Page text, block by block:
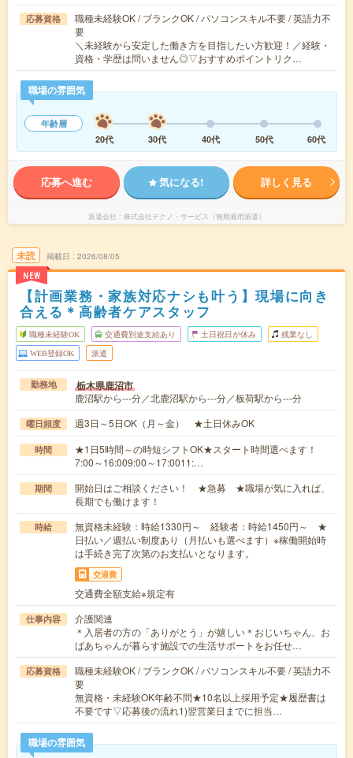
応募資格
職種未経験OK / ブランクOK / パソコンスキル不要 / 英語力不
要
＼未経験から安定した働き方を目指したい方歓迎！／経験・
資格・学歴は問いません◎▽おすすめポイントリク…
職場の雰囲気
年齢層
20代
30代 40代 50代 60代
応募へ進む 気になる! 詳しく見る
派遣会社 株式会社テクノ・サービス（無期雇用派遣）
未読
NEW
掲載日 2026/08/05
【計画業務・家族対応ナシも叶う】現場に向き
合える＊高齢者ケアスタッフ
職種未経験OK 交通費別途支給あり 土日祝日が休み 残業なし
WEB登録OK 派遣
勤務地 栃木県鹿沼市
鹿沼駅から---分／北鹿沼駅から---分／板荷駅から---分
曜日頻度 週3日～5日OK（月～金） ★土日休みOK
時間
★1日5時間～の時短シフトOK★スタート時間選べます！
7:00～16:009:00～17:0011:…
期間
開始日はご相談ください！ ★急募 ★職場が気に入れば、
長期でも働けます！
時給
無資格未経験：時給1330円～ 経験者：時給1450円～ ★
日払い／週払い制度あり（月払いも選べます）※稼働開始時
は手続き完了次第のお支払いとなります。
交通費
交通費全額支給※規定有
仕事内容
介護関連
＊入居者の方の「ありがとう」が嬉しい＊おじいちゃん、お
ばあちゃんが暮らす施設での生活サポートをお任せ…
応募資格
職種未経験OK / ブランクOK / パソコンスキル不要 / 英語力不
要
無資格・未経験OK年齢不問★10名以上採用予定★履歴書は
不要です▽応募後の流れ1)翌営業日までに担当…
職場の雰囲気